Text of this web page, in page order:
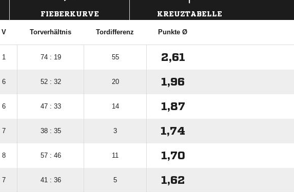
FIEBERKURVE KREUZTABELLE
V Torverhältnis Tordifferenz Punkte Ø
1 74 : 19 55 2,61
6 52 : 32 20 1,96
6 47 : 33 14 1,87
7 38 : 35 3 1,74
8 57 : 46 11 1,70
7 41 : 36 5 1,62